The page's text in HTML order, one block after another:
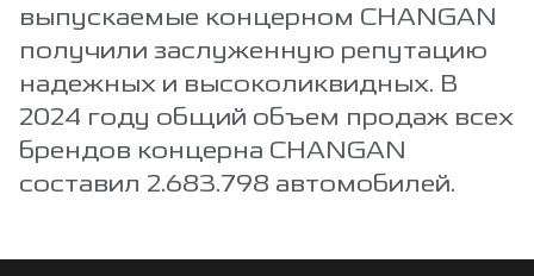
выпускаемые концерном CHANGAN
получили заслуженную репутацию
надежных и высоколиквидных. В
2024 году общий объем продаж всех
брендов концерна CHANGAN
составил 2.683.798 автомобилей.